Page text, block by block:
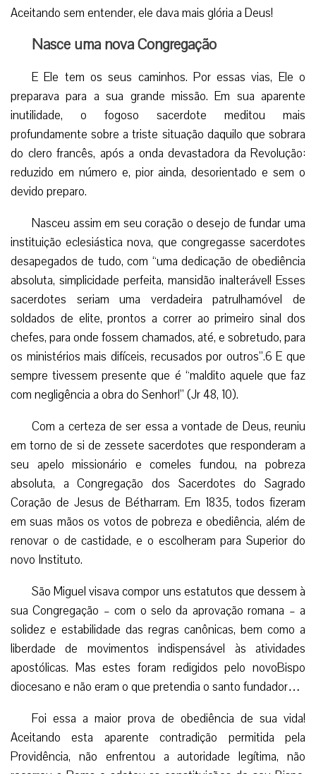
mais, sua “pastoral dos Sacramentos” produziu os frutos
caminho quase todos os transviados. Os que não quiseram
testemunhar que “o padre Garicoïts não era atacado,
porque era inatacável”.4 Faleceu o velho reitor, e o padre
Miguel foi nomeado para o cargo.
Mas, algum tempo depois, o Bispo decidiu transferir o
seminário para Bayonne, pois o perigo das perseguições já
havia amainado. Nova perplexidade: uma vez mais, sua ação
bons frutos… Segundo ele próprio disse, ficou em
Bétharram como “superior das quatro paredes de um vasto
edifício”.5 Sua resposta, porém, foi a mesma de sempre:
“Eis que venho, ó Deus, fazer a Vossa vontade” (Hb 10, 7).
Aceitando sem entender, ele dava mais glória a Deus!
Nasce uma nova Congregação
E Ele tem os seus caminhos. Por essas vias, Ele o
preparava para a sua grande missão. Em sua aparente
profundamente sobre a triste situação daquilo que sobrara
do clero francês, após a onda devastadora da Revolução:
reduzido em número e, pior ainda, desorientado e sem o
devido preparo.
Nasceu
assim em seu
fundar uma
instituição
eclesiástica
nova, que
congregasse
sacerdotes
de tudo, com
“uma
dedicação de